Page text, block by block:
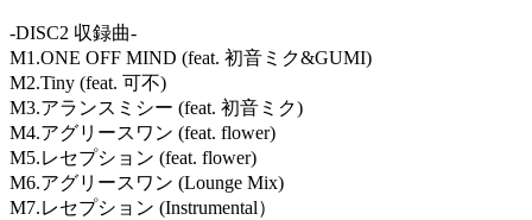
-DISC2 収録曲-
M1.ONE OFF MIND (feat. 初音ミク&GUMI)
M2.Tiny (feat. 可不)
M3.アランスミシー (feat. 初音ミク)
M4.アグリースワン (feat. flower)
M5.レセプション (feat. flower)
M6.アグリースワン (Lounge Mix)
M7.レセプション (Instrumental）